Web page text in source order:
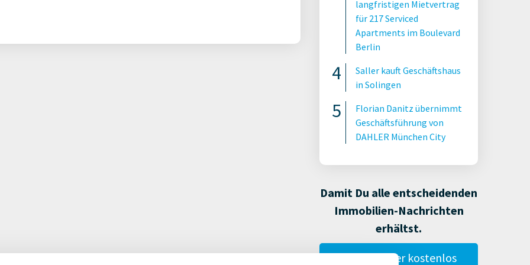
langfristigen Mietvertrag
für 217 Serviced
Apartments im Boulevard
Berlin
Saller kauft Geschäftshaus
in Solingen
Florian Danitz übernimmt
Geschäftsführung von
DAHLER München City
Damit Du alle entscheidenden
Immobilien-Nachrichten
erhältst.
Gestalte hier kostenlos